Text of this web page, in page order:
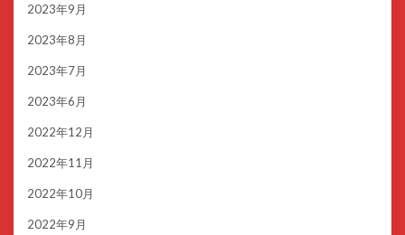
2023年9月
2023年8月
2023年7月
2023年6月
2022年12月
2022年11月
2022年10月
2022年9月